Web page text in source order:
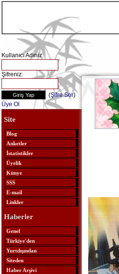
Kullanıcı Adınız:
Şifreniz:
(Şifre Sor)
Üye Ol
Site
Blog
Anketler
İstatistikler
Üyelik
Künye
SSS
E-mail
Linkler
Haberler
Genel
Türkiye'den
Yurtdışından
Siteden
Haber Arşivi